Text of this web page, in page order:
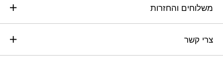
משלוחים והחזרות
צרי קשר